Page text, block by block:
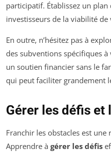
participatif. Établissez un
investisseurs de la viabilité
En outre, n’hésitez pas à
des subventions spécifiques
un soutien financier sans le
qui peut faciliter grandement
Gérer les défis et
Franchir les obstacles est une
Apprendre à gérer les défis